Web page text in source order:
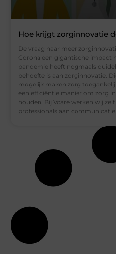
Hoe krijgt zorginnovatie
De vraag naar meer
Corona een gigantische impact
pandemie heeft nogmaals
behoefte is aan zorginnovatie.
mogelijk maken zorg
een efficiëntie manier om zorg
houden. Bij Vcare werken wij
professionals aan